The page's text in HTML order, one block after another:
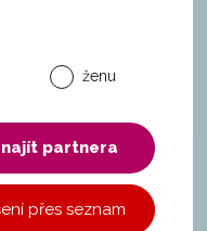
ženu
najít partnera
přes seznam